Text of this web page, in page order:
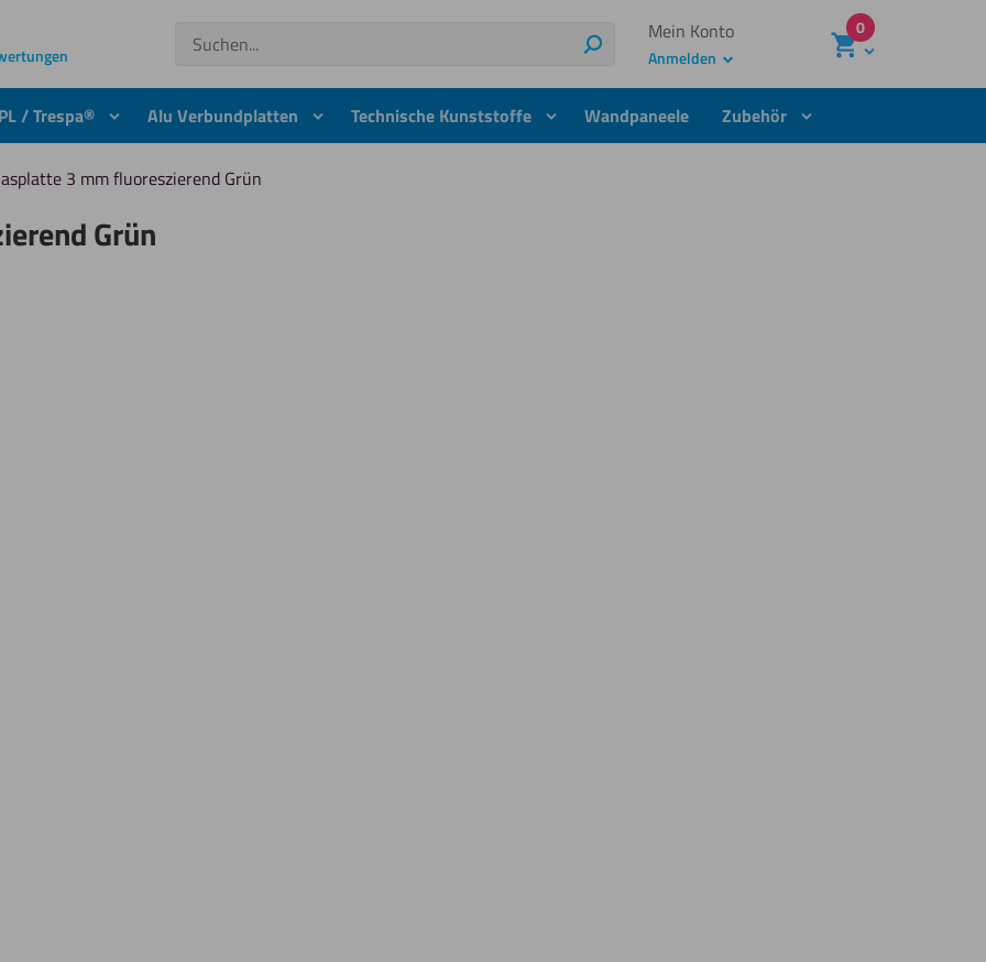
Suchen
Suchen
Mein Konto
Anmelden
0
/ Trespa® Alu Verbundplatten Technische Kunststoffe Wandpaneele Zubehör
3 mm fluoreszierend Grün
Grün